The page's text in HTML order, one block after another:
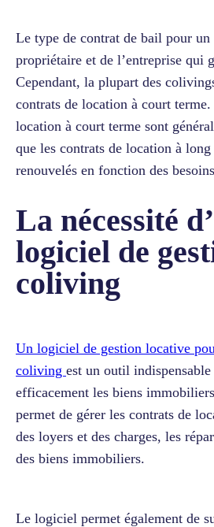
Le type de contrat de bail pour
propriétaire et de l’entreprise qui
Cependant, la plupart des
contrats de location à court
location à court terme sont
que les contrats de location à
renouvelés en fonction des
La nécessité
logiciel de
coliving
Un logiciel de gestion locative
coliving est un outil
efficacement les biens
permet de gérer les contrats de
des loyers et des charges, les
des biens immobiliers.
Le logiciel permet également de